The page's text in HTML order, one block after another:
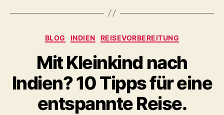
Kategorien
BLOG INDIEN REISEVORBEREITUNG
Mit Kleinkind nach
Indien? 10 Tipps für eine
entspannte Reise.